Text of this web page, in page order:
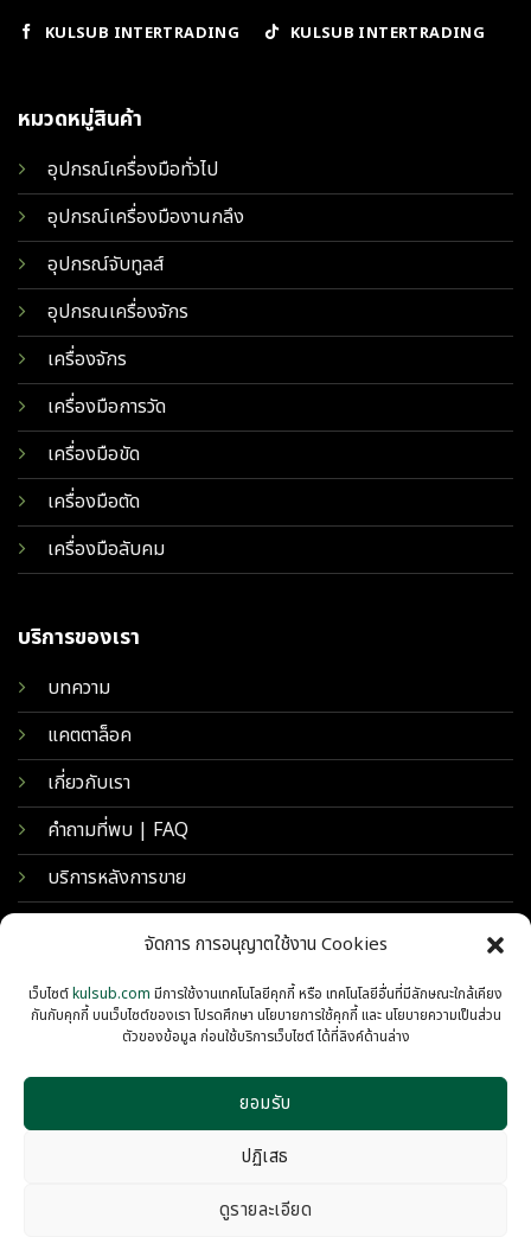
จัดการ การอนุญาตใช้งาน Cookies
เว็บไซต์kulsub.com มีการใช้งานเทคโนโลยีคุกกี้ หรือ เทคโนโลยีอื่นที่มีลักษณะใกล้เคียง
กันกับคุกกี้ บนเว็บไซต์ของเรา โปรดศึกษา นโยบายการใช้คุกกี้ และ นโยบายความเป็นส่วน
ตัวของข้อมูล ก่อนใช้บริการเว็บไซต์ ได้ที่ลิงค์ด้านล่าง
ยอมรับ
ปฏิเสธ
ดูรายละเอียด
KULSUB INTERTRADING KULSUB INTERTRADING
หมวดหมู่สินค้า
อุปกรณ์เครื่องมือทั่วไป
อุปกรณ์เครื่องมืองานกลึง
อุปกรณ์จับทูลส์
อุปกรณเครื่องจักร
เครื่องจักร
เครื่องมือการวัด
เครื่องมือขัด
เครื่องมือตัด
เครื่องมือลับคม
บริการของเรา
บทความ
แคตตาล็อค
เกี่ยวกับเรา
คำถามที่พบ | FAQ
บริการหลังการขาย
© 2026 KULSUB INTERTRADING
PRIVACY COOKIES